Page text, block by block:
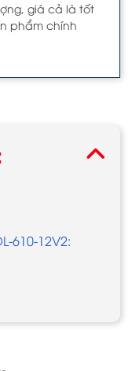
giá cả là tốt
phẩm chính
610-12V2: